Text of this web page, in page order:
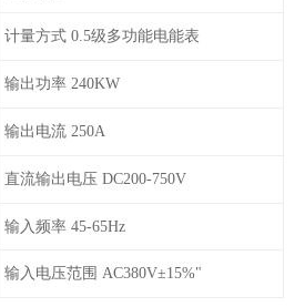
计量方式 0.5级多功能电能表
输出功率 240KW
输出电流 250A
直流输出电压 DC200-750V
输入频率 45-65Hz
输入电压范围 AC380V±15%"